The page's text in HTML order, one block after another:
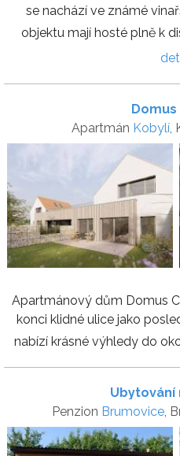
se nachází ve známé
objektu mají hosté plně k
Apartmán Kobylí,
Apartmánový dům Domus
konci klidné ulice jako
nabízí krásné výhledy do
Ubytování
Penzion Brumovice,